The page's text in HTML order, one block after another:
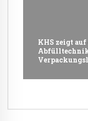
KHS zeigt
Abfülltechnik